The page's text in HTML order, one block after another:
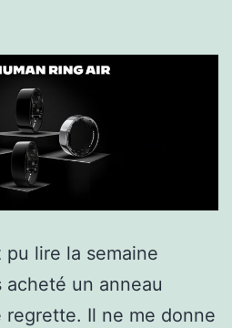
pu lire la semaine
acheté un anneau
regrette. Il ne me donne